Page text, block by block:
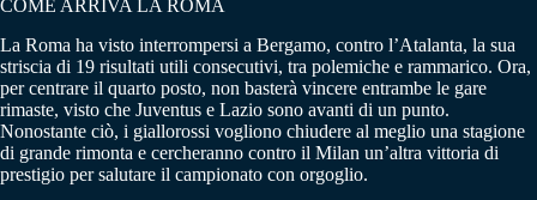
COME ARRIVA LA ROMA
La Roma ha visto interrompersi a Bergamo, contro l’Atalanta, la sua
striscia di 19 risultati utili consecutivi, tra polemiche e rammarico. Ora,
per centrare il quarto posto, non basterà vincere entrambe le gare
rimaste, visto che Juventus e Lazio sono avanti di un punto.
Nonostante ciò, i giallorossi vogliono chiudere al meglio una stagione
di grande rimonta e cercheranno contro il Milan un’altra vittoria di
prestigio per salutare il campionato con orgoglio.